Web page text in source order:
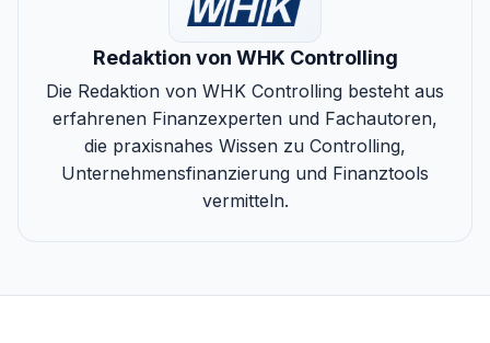
Redaktion von WHK Controlling
Die Redaktion von WHK Controlling besteht aus
erfahrenen Finanzexperten und Fachautoren,
die praxisnahes Wissen zu Controlling,
Unternehmensfinanzierung und Finanztools
vermitteln.